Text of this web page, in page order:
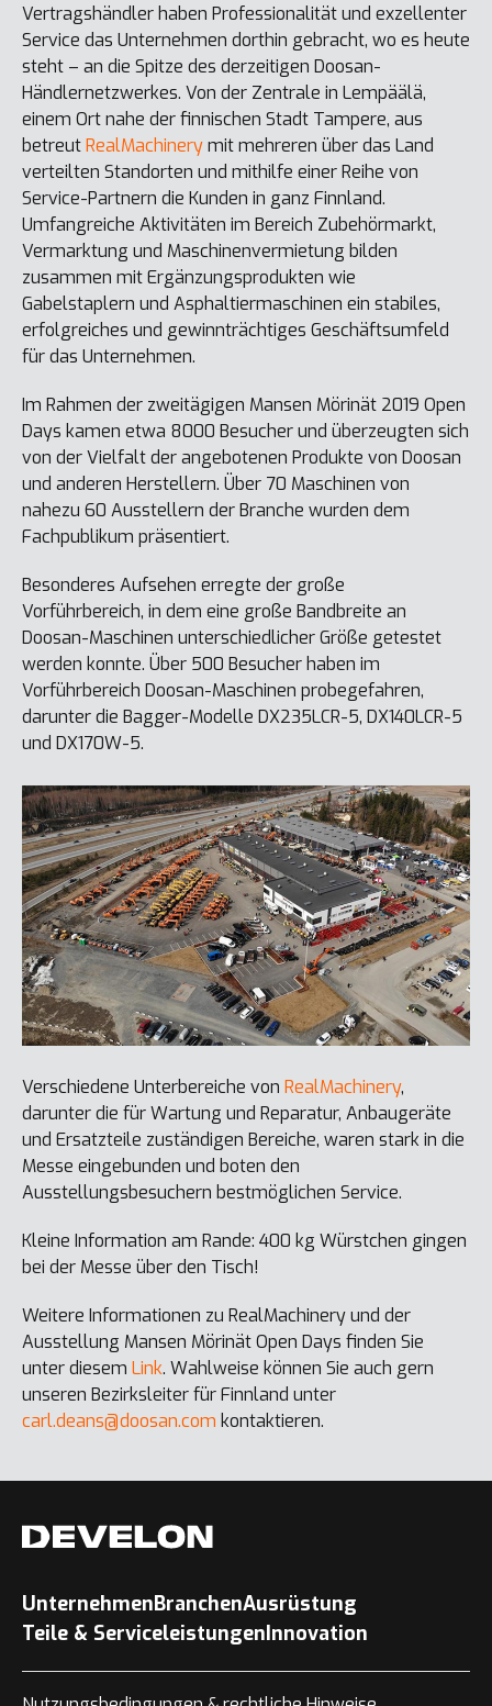
Vertragshändler haben Professionalität und exzellenter
Service das Unternehmen dorthin gebracht, wo es heute
steht – an die Spitze des derzeitigen Doosan-
Händlernetzwerkes. Von der Zentrale in Lempäälä,
einem Ort nahe der finnischen Stadt Tampere, aus
betreutRealMachinerymit mehreren über das Land
verteilten Standorten und mithilfe einer Reihe von
Service-Partnern die Kunden in ganz Finnland.
Umfangreiche Aktivitäten im Bereich Zubehörmarkt,
Vermarktung und Maschinenvermietung bilden
zusammen mit Ergänzungsprodukten wie
Gabelstaplern und Asphaltiermaschinen ein stabiles,
erfolgreiches und gewinnträchtiges Geschäftsumfeld
für das Unternehmen.
Im Rahmen der zweitägigen Mansen Mörinät 2019 Open
Days kamen etwa 8000 Besucher und überzeugten sich
von der Vielfalt der angebotenen Produkte von Doosan
und anderen Herstellern. Über 70 Maschinen von
nahezu 60 Ausstellern der Branche wurden dem
Fachpublikum präsentiert.
Besonderes Aufsehen erregte der große
Vorführbereich, in dem eine große Bandbreite an
Doosan-Maschinen unterschiedlicher Größe getestet
werden konnte. Über 500 Besucher haben im
Vorführbereich Doosan-Maschinen probegefahren,
darunter die Bagger-Modelle DX235LCR-5, DX140LCR-5
und DX170W-5.
Verschiedene Unterbereiche von RealMachinery,
darunter die für Wartung und Reparatur, Anbaugeräte
und Ersatzteile zuständigen Bereiche, waren stark in die
Messe eingebunden und boten den
Ausstellungsbesuchern bestmöglichen Service.
Kleine Information am Rande: 400 kg Würstchen gingen
bei der Messe über den Tisch!
Weitere Informationen zu RealMachinery und der
Ausstellung Mansen Mörinät Open Days finden Sie
unter diesem Link. Wahlweise können Sie auch gern
unseren Bezirksleiter für Finnland unter
carl.deans@doosan.com kontaktieren.
UnternehmenBranchenAusrüstung
Teile & ServiceleistungenInnovation